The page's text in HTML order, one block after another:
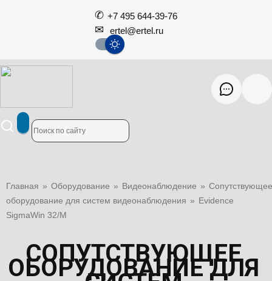
+7 495 644-39-76
ertel@ertel.ru
Главная » Оборудование » Видеонаблюдение » Сопутствующее
оборудование для систем видеонаблюдения » Evidence
SigmaWin 32/M
СОПУТСТВУЮЩЕЕ
ОБОРУДОВАНИЕ ДЛЯ